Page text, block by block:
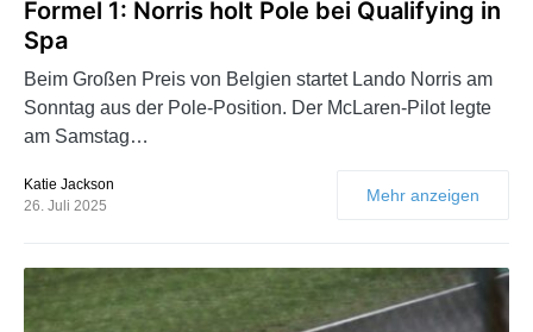
Formel 1: Norris holt Pole bei Qualifying in
Spa
Beim Großen Preis von Belgien startet Lando Norris am
Sonntag aus der Pole-Position. Der McLaren-Pilot legte
am Samstag…
Katie Jackson
26. Juli 2025
Mehr anzeigen